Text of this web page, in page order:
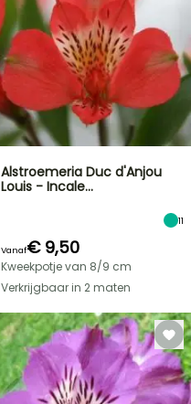
Alstroemeria Duc d'Anjou
Louis - Incale…
11
Vanaf€ 9,50
Kweekpotje van 8/9 cm
Verkrijgbaar in 2 maten